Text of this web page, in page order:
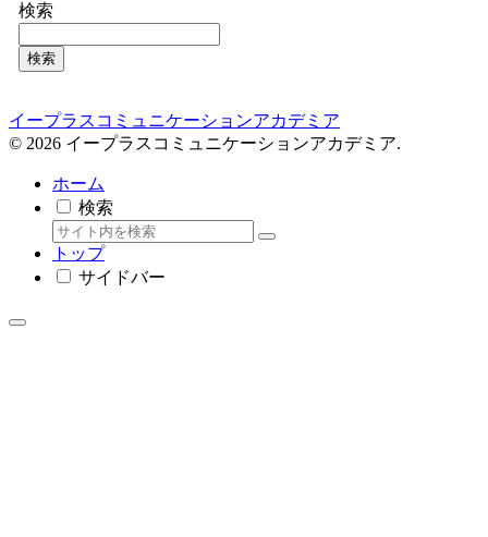
検索
検索
イープラスコミュニケーションアカデミア
© 2026 イープラスコミュニケーションアカデミア.
ホーム
検索
トップ
サイドバー